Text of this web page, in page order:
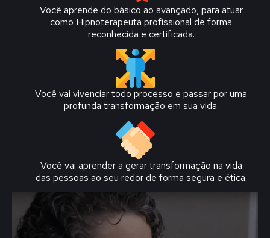
Você aprende do básico ao avançado, para atuar
como Hipnoterapeuta profissional de forma
reconhecida e certificada.
Você vai vivenciar todo processo e passar por uma
profunda transformação em sua vida.
Você vai aprender a gerar transformação na vida
das pessoas ao seu redor de forma segura e ética.